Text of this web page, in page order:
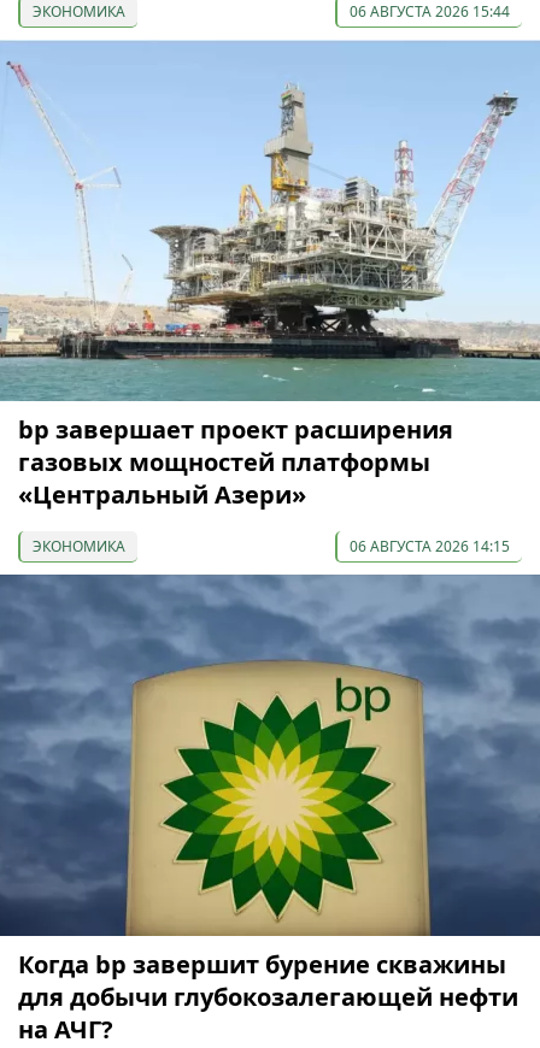
ЭКОНОМИКА 06 АВГУСТА 2026 15:44
bp завершает проект расширения
газовых мощностей платформы
«Центральный Азери»
ЭКОНОМИКА 06 АВГУСТА 2026 14:15
Когда bp завершит бурение скважины
для добычи глубокозалегающей нефти
на АЧГ?